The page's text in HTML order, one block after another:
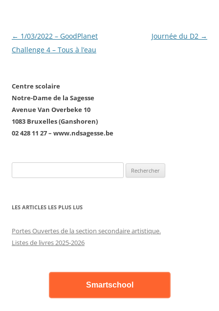
Navigation
des
← 1/03/2022 – GoodPlanet
Challenge 4 – Tous à l’eau
Journée du D2 →
Centre scolaire
Notre-Dame de la Sagesse
Avenue Van Overbeke 10
1083 Bruxelles (Ganshoren)
02 428 11 27 – www.ndsagesse.be
LES ARTICLES LES PLUS LUS
Portes Ouvertes de la section secondaire artistique.
Listes de livres 2025-2026
Smartschool